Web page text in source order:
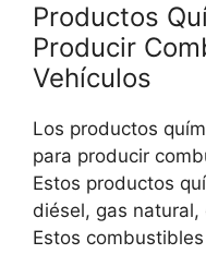
Productos
Producir
Vehículos
Los productos
para producir
Estos productos
diésel, gas
Estos